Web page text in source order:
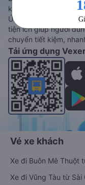
khắp các tỉnh thành
Ứng dụng hiển thị
tiện ích giúp người
chuyển tiết kiệm,
Tải ứng dụng
Vé xe khách
Xe đi Buôn Mê Thuột
Xe đi Vũng Tàu từ Sài